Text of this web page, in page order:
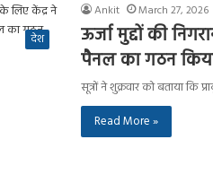
देश
Ankit March 27, 2026
ऊर्जा मुद्दों की
पैनल का गठन
सूत्रों ने शुक्रवार को बताया
Read More »